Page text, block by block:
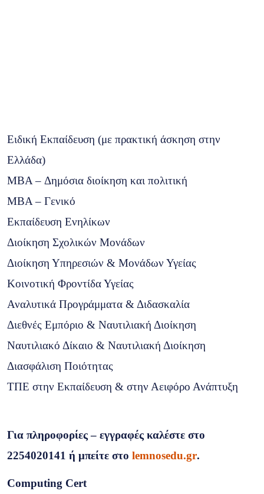
Ειδική Εκπαίδευση (με πρακτική άσκηση στην
Ελλάδα)
MBA – Δημόσια διοίκηση και πολιτική
ΜΒΑ – Γενικό
Εκπαίδευση Ενηλίκων
Διοίκηση Σχολικών Μονάδων
Διοίκηση Υπηρεσιών & Μονάδων Υγείας
Κοινοτική Φροντίδα Υγείας
Αναλυτικά Προγράμματα & Διδασκαλία
Διεθνές Εμπόριο & Ναυτιλιακή Διοίκηση
Ναυτιλιακό Δίκαιο & Ναυτιλιακή Διοίκηση
Διασφάλιση Ποιότητας
ΤΠΕ στην Εκπαίδευση & στην Αειφόρο Ανάπτυξη
Για πληροφορίες – εγγραφές καλέστε στο
2254020141 ή μπείτε στο lemnosedu.gr.
Computing Cert